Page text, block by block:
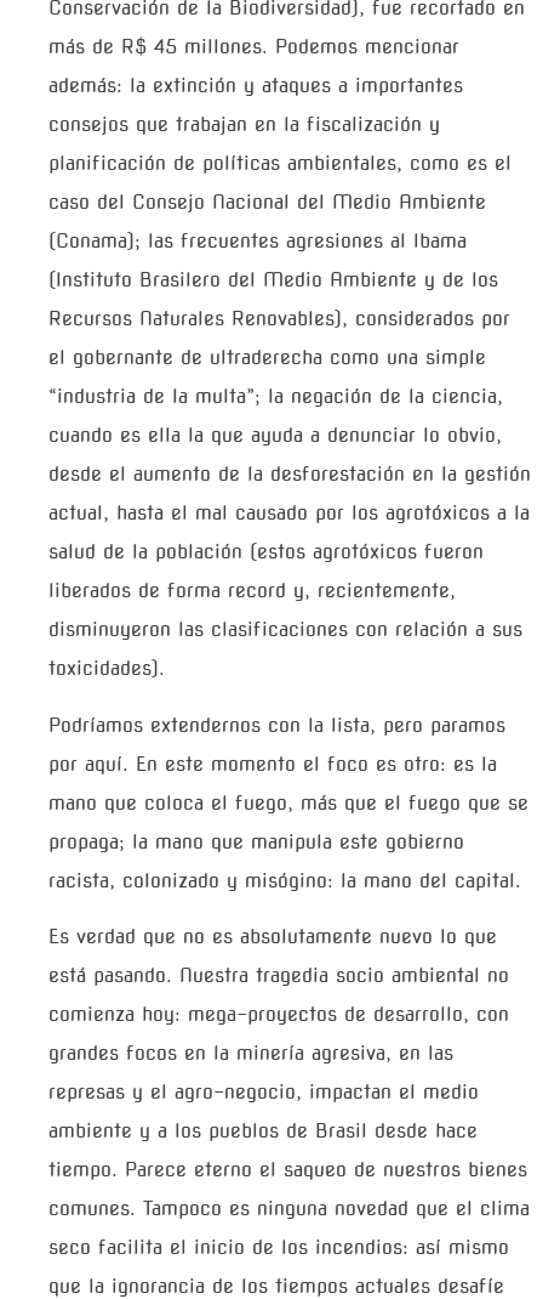
Conservación de la Biodiversidad), fue recortado en
más de R$ 45 millones. Podemos mencionar
además: la extinción y ataques a importantes
consejos que trabajan en la fiscalización y
planificación de políticas ambientales, como es el
caso del Consejo Nacional del Medio Ambiente
(Conama); las frecuentes agresiones al Ibama
(Instituto Brasilero del Medio Ambiente y de los
Recursos Naturales Renovables), considerados por
el gobernante de ultraderecha como una simple
“industria de la multa”; la negación de la ciencia,
cuando es ella la que ayuda a denunciar lo obvio,
desde el aumento de la desforestación en la gestión
actual, hasta el mal causado por los agrotóxicos a la
salud de la población (estos agrotóxicos fueron
liberados de forma record y, recientemente,
disminuyeron las clasificaciones con relación a sus
toxicidades).
Podríamos extendernos con la lista, pero paramos
por aquí. En este momento el foco es otro: es la
mano que coloca el fuego, más que el fuego que se
propaga; la mano que manipula este gobierno
racista, colonizado y misógino: la mano del capital.
Es verdad que no es absolutamente nuevo lo que
está pasando. Nuestra tragedia socio ambiental no
comienza hoy: mega-proyectos de desarrollo, con
grandes focos en la minería agresiva, en las
represas y el agro-negocio, impactan el medio
ambiente y a los pueblos de Brasil desde hace
tiempo. Parece eterno el saqueo de nuestros bienes
comunes. Tampoco es ninguna novedad que el clima
seco facilita el inicio de los incendios: así mismo
que la ignorancia de los tiempos actuales desafíe